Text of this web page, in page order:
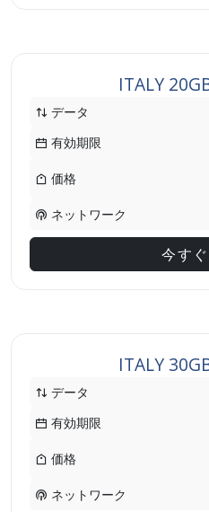
ITALY
データ
有効期限
価格
ネットワーク
今す
ITALY
データ
有効期限
価格
ネットワーク